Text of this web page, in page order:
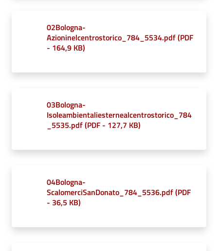
02Bologna-
Azioninelcentrostorico_784_5534.pdf(PDF
- 164,9 KB)
03Bologna-
Isoleambientaliesternealcentrostorico_784
_5535.pdf(PDF - 127,7 KB)
04Bologna-
ScalomerciSanDonato_784_5536.pdf(PDF
- 36,5 KB)